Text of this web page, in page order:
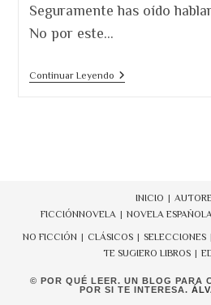
Seguramente has oído
No por este…
Continuar LeyendoLlegará
Viktor
Frankl.
La
Obra
Que
Te
Leer.
INICIO
FICCIÓNNOVELA NOVELA ESPAÑOLA
NO FICCIÓN
CLÁSICOS SELECCIONES
TE SUGIERO LIBROS
© POR QUÉ LEER. UN BLOG PARA
POR SI TE INTERESA.